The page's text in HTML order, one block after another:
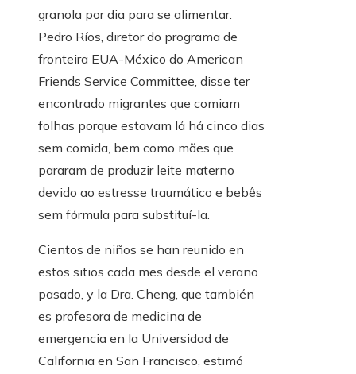
granola por dia para se alimentar.
Pedro Ríos, diretor do programa de
fronteira EUA-México do American
Friends Service Committee, disse ter
encontrado migrantes que comiam
folhas porque estavam lá há cinco dias
sem comida, bem como mães que
pararam de produzir leite materno
devido ao estresse traumático e bebês
sem fórmula para substituí-la.
Cientos de niños se han reunido en
estos sitios cada mes desde el verano
pasado, y la Dra. Cheng, que también
es profesora de medicina de
emergencia en la Universidad de
California en San Francisco, estimó